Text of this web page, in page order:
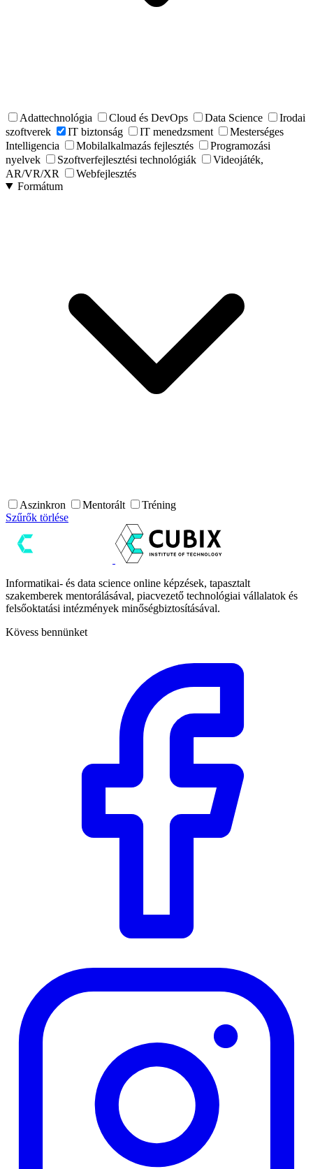
Adattechnológia Cloud és DevOps Data Science
Irodai
szoftverek
IT biztonság IT menedzsment
Mesterséges
Intelligencia
Mobilalkalmazás fejlesztés
Programozási
nyelvek
Szoftverfejlesztési technológiák
Videojáték,
AR/VR/XR
Webfejlesztés
Formátum
Aszinkron Mentorált
Tréning
Szűrők törlése
Informatikai- és data science online képzések, tapasztalt
szakemberek mentorálásával, piacvezető technológiai vállalatok és
felsőoktatási intézmények minőségbiztosításával.
Kövess bennünket